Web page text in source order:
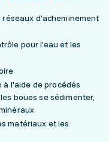
d'acheminement
pour l'eau et les
à l'aide de procédés
boues se sédimenter,
matériaux et les